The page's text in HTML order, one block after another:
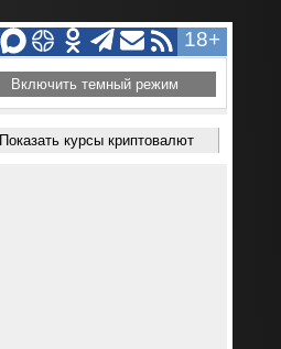
18+
Включить темный режим
Показать курсы криптовалют